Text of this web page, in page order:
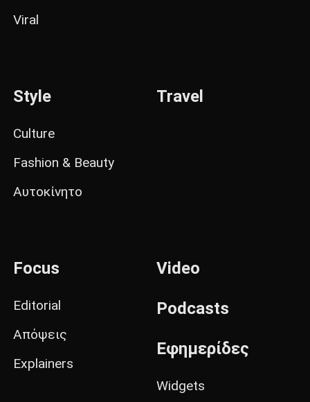
Viral
Style
Culture
Fashion & Beauty
Αυτοκίνητο
Travel
Focus
Editorial
Απόψεις
Explainers
Video
Podcasts
Εφημερίδες
Widgets